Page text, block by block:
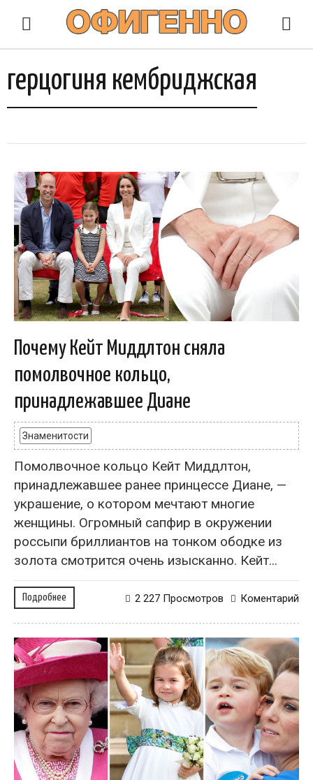
герцогиня кембриджская
Почему Кейт Миддлтон сняла
помолвочное кольцо,
принадлежавшее Диане
Знаменитости
Помолвочное кольцо Кейт Миддлтон,
принадлежавшее ранее принцессе Диане, —
украшение, о котором мечтают многие
женщины. Огромный сапфир в окружении
россыпи бриллиантов на тонком ободке из
золота смотрится очень изысканно. Кейт...
Подробнее Коментарий
2 227 Просмотров